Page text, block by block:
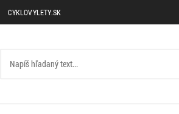
CYKLOVYLETY.SK